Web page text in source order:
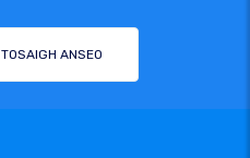
TOSAIGH ANSEO